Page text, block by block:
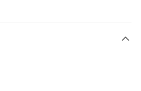
款。
」後，將跳轉至「AFTEE先享後付」
)免運費
)免運費